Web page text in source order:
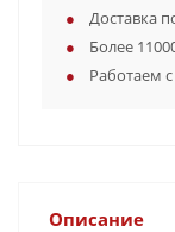
Доставка
Более
Работаем с
Описание